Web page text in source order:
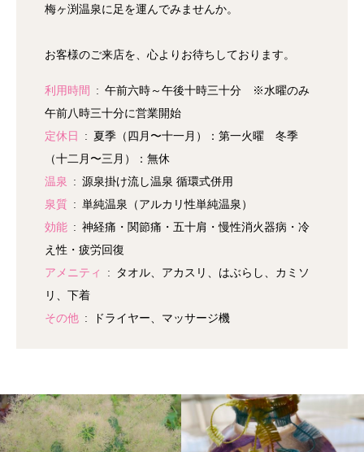
梅ヶ渕温泉に足を運んでみませんか。
お客様のご来店を、心よりお待ちしております。
利用時間
午前六時～午後十時三十分 ※水曜のみ
午前八時三十分に営業開始
定休日
夏季（四月〜十一月）：第一火曜 冬季
（十二月〜三月）：無休
温泉
源泉掛け流し温泉 循環式併用
泉質
単純温泉（アルカリ性単純温泉）
効能
神経痛・関節痛・五十肩・慢性消火器病・冷
え性・疲労回復
アメニティ
タオル、アカスリ、はぶらし、カミソ
リ、下着
その他
ドライヤー、マッサージ機